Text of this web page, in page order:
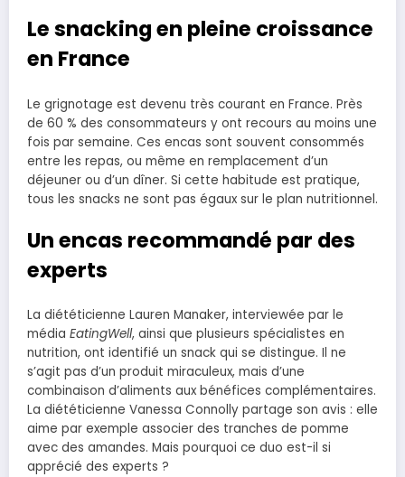
Le snacking en pleine croissance
en France
Le grignotage est devenu très courant en France. Près
de 60 % des consommateurs y ont recours au moins une
fois par semaine. Ces encas sont souvent consommés
entre les repas, ou même en remplacement d’un
déjeuner ou d’un dîner. Si cette habitude est pratique,
tous les snacks ne sont pas égaux sur le plan nutritionnel.
Un encas recommandé par des
experts
La diététicienne Lauren Manaker, interviewée par le
média EatingWell, ainsi que plusieurs spécialistes en
nutrition, ont identifié un snack qui se distingue. Il ne
s’agit pas d’un produit miraculeux, mais d’une
combinaison d’aliments aux bénéfices complémentaires.
La diététicienne Vanessa Connolly partage son avis : elle
aime par exemple associer des tranches de pomme
avec des amandes. Mais pourquoi ce duo est-il si
apprécié des experts ?